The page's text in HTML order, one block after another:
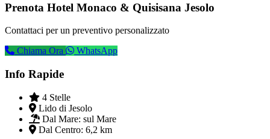
Prenota Hotel Monaco & Quisisana Jesolo
Contattaci per un preventivo personalizzato
Chiama Ora
WhatsApp
Info Rapide
4 Stelle
Lido di Jesolo
Dal Mare: sul Mare
Dal Centro: 6,2 km